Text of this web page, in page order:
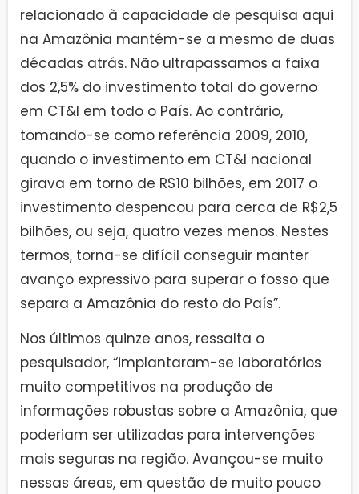
relacionado à capacidade de pesquisa aqui
na Amazônia mantém-se a mesmo de duas
décadas atrás. Não ultrapassamos a faixa
dos 2,5% do investimento total do governo
em CT&I em todo o País. Ao contrário,
tomando-se como referência 2009, 2010,
quando o investimento em CT&I nacional
girava em torno de R$10 bilhões, em 2017 o
investimento despencou para cerca de R$2,5
bilhões, ou seja, quatro vezes menos. Nestes
termos, torna-se difícil conseguir manter
avanço expressivo para superar o fosso que
separa a Amazônia do resto do País”.
Nos últimos quinze anos, ressalta o
pesquisador, “implantaram-se laboratórios
muito competitivos na produção de
informações robustas sobre a Amazônia, que
poderiam ser utilizadas para intervenções
mais seguras na região. Avançou-se muito
nessas áreas, em questão de muito pouco